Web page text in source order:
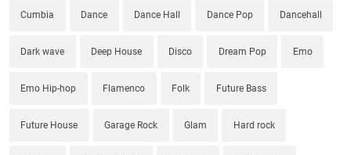
Cumbia Dance Dance Hall Dance Pop Dancehall
Dark wave Deep House Disco Dream Pop Emo
Emo Hip-hop Flamenco Folk Future Bass
Future House Garage Rock Glam Hard rock